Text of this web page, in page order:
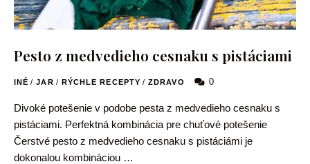
Pesto z medvedieho cesnaku s pistáciami
INÉ / JAR / RÝCHLE RECEPTY / ZDRAVO 0
Divoké potešenie v podobe pesta z medvedieho cesnaku s
pistáciami. Perfektná kombinácia pre chuťové potešenie
Čerstvé pesto z medvedieho cesnaku s pistáciámi je
dokonalou kombináciou …